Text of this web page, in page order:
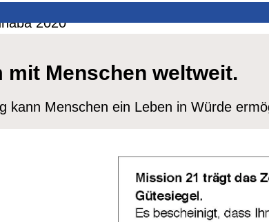
mit Menschen weltweit.
Menschen ein Leben in Würde